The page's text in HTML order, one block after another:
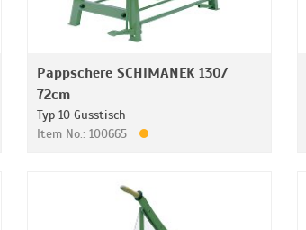
Pappschere SCHIMANEK 130/
72cm
Typ 10 Gusstisch
Item No.: 100665